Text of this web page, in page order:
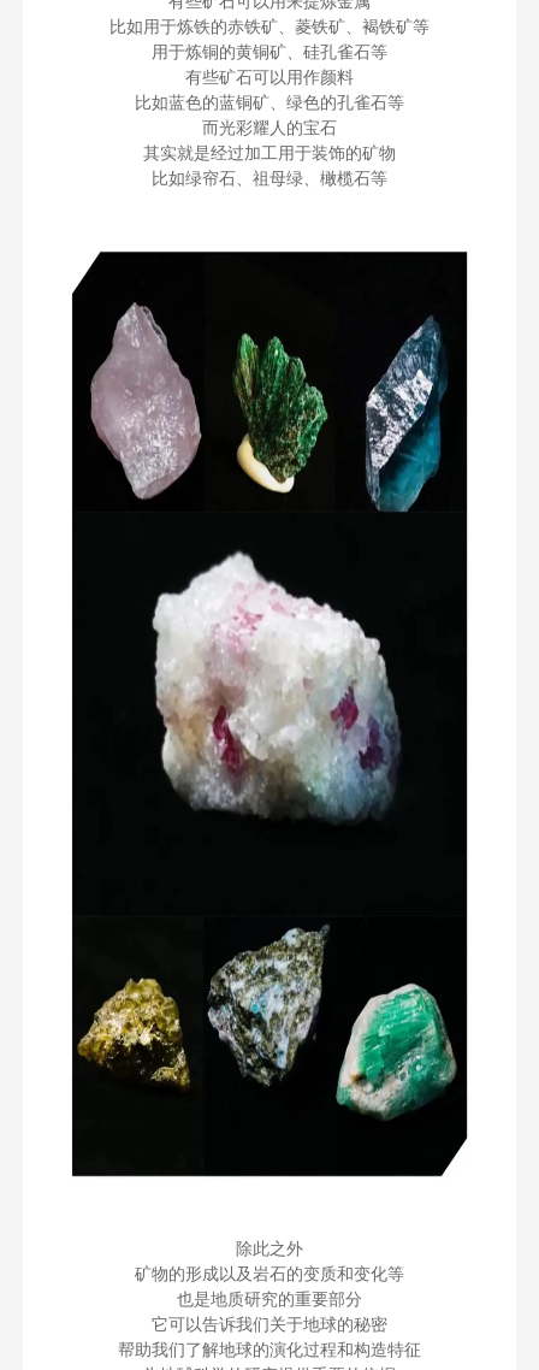
比如用于炼铁的赤铁矿、菱铁矿、褐铁矿等
用于炼铜的黄铜矿、硅孔雀石等
有些矿石可以用作颜料
比如蓝色的蓝铜矿、绿色的孔雀石等
而光彩耀人的宝石
其实就是经过加工用于装饰的矿物
比如绿帘石、祖母绿、橄榄石等
除此之外
矿物的形成以及岩石的变质和变化等
也是地质研究的重要部分
它可以告诉我们关于地球的秘密
帮助我们了解地球的演化过程和构造特征